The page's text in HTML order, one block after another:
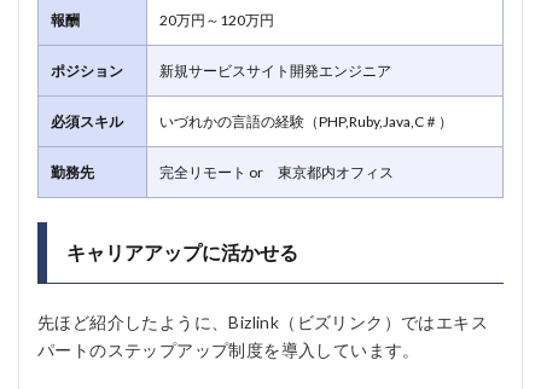
報酬 20万円～120万円
ポジション 新規サービスサイト開発エンジニア
必須スキル いづれかの言語の経験（PHP,Ruby,Java,C＃）
勤務先 完全リモート or 東京都内オフィス
キャリアアップに活かせる
先ほど紹介したように、Bizlink（ビズリンク）ではエキス
パートのステップアップ制度を導入しています。